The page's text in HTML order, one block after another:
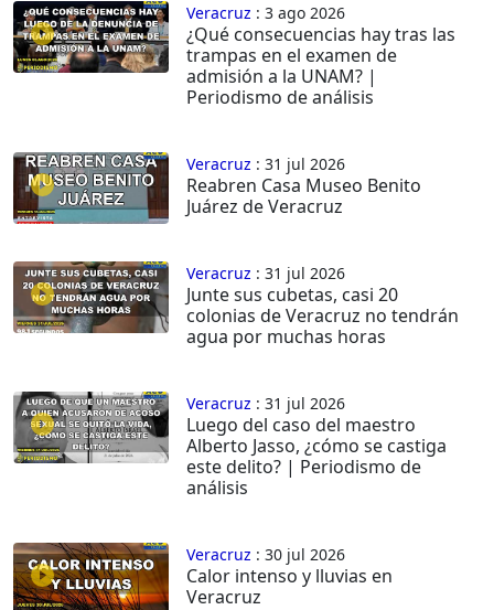
Veracruz : 3 ago 2026
¿Qué consecuencias hay tras las
trampas en el examen de
admisión a la UNAM? |
Periodismo de análisis
Veracruz : 31 jul 2026
Reabren Casa Museo Benito
Juárez de Veracruz
Veracruz : 31 jul 2026
Junte sus cubetas, casi 20
colonias de Veracruz no tendrán
agua por muchas horas
Veracruz : 31 jul 2026
Luego del caso del maestro
Alberto Jasso, ¿cómo se castiga
este delito? | Periodismo de
análisis
Veracruz : 30 jul 2026
Calor intenso y lluvias en
Veracruz